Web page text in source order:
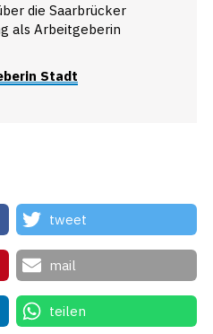
die Saarbrücker
als Arbeitgeberin
Stadt
tweet
mail
teilen